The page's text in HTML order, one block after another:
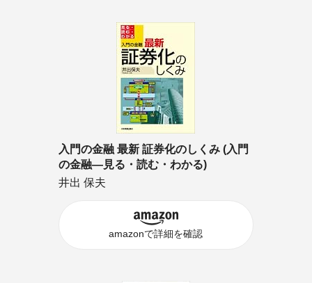
入門の金融 最新 証券化のしくみ (入門
の金融―見る・読む・わかる)
井出 保夫
amazonで詳細を確認